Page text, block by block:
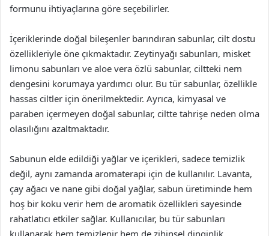
formunu ihtiyaçlarına göre seçebilirler.
İçeriklerinde doğal bileşenler barındıran sabunlar, cilt dostu
özellikleriyle öne çıkmaktadır. Zeytinyağı sabunları, misket
limonu sabunları ve aloe vera özlü sabunlar, ciltteki nem
dengesini korumaya yardımcı olur. Bu tür sabunlar, özellikle
hassas ciltler için önerilmektedir. Ayrıca, kimyasal ve
paraben içermeyen doğal sabunlar, ciltte tahrişe neden olma
olasılığını azaltmaktadır.
Sabunun elde edildiği yağlar ve içerikleri, sadece temizlik
değil, aynı zamanda aromaterapi için de kullanılır. Lavanta,
çay ağacı ve nane gibi doğal yağlar, sabun üretiminde hem
hoş bir koku verir hem de aromatik özellikleri sayesinde
rahatlatıcı etkiler sağlar. Kullanıcılar, bu tür sabunları
kullanarak hem temizlenir hem de zihinsel dinginlik